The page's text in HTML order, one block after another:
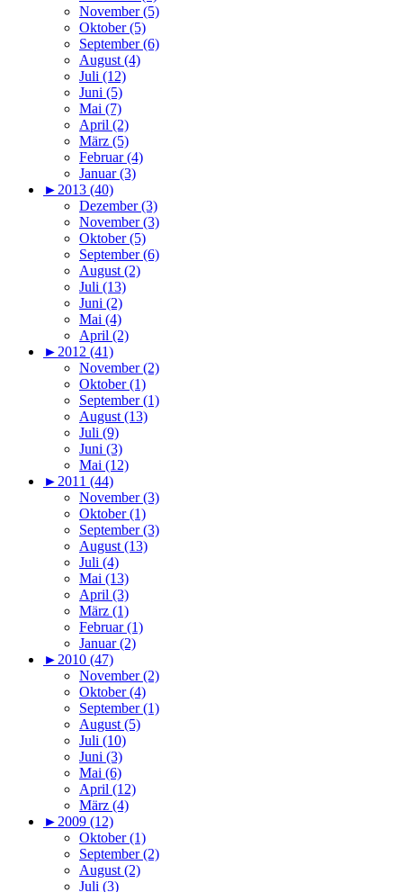
November (5)
Oktober (5)
September (6)
August (4)
Juli (12)
Juni (5)
Mai (7)
April (2)
März (5)
Februar (4)
Januar (3)
► 2013 (40)
Dezember (3)
November (3)
Oktober (5)
September (6)
August (2)
Juli (13)
Juni (2)
Mai (4)
April (2)
► 2012 (41)
November (2)
Oktober (1)
September (1)
August (13)
Juli (9)
Juni (3)
Mai (12)
► 2011 (44)
November (3)
Oktober (1)
September (3)
August (13)
Juli (4)
Mai (13)
April (3)
März (1)
Februar (1)
Januar (2)
► 2010 (47)
November (2)
Oktober (4)
September (1)
August (5)
Juli (10)
Juni (3)
Mai (6)
April (12)
März (4)
► 2009 (12)
Oktober (1)
September (2)
August (2)
Juli (3)